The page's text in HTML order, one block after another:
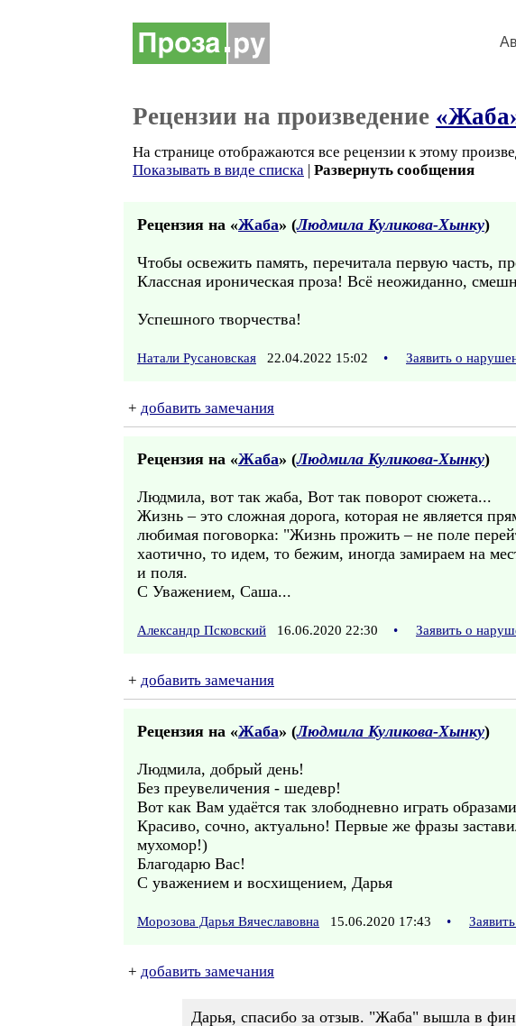
Рецензии на произведение
На странице отображаются все рецензии к этому
Показывать в виде списка | Развернуть сообщения
Рецензия на «Жаба» (Людмила Куликова-Хынку)
Чтобы освежить память, перечитала первую часть,
Классная ироническая проза! Всё неожиданно,
Успешного творчества!
Натали Русановская 22.04.2022 15:02 • Заявить о
+ добавить замечания
Рецензия на «Жаба» (Людмила Куликова-Хынку)
Людмила, вот так жаба, Вот так поворот сюжета...
Жизнь – это сложная дорога, которая не является
любимая поговорка: "Жизнь прожить – не поле
хаотично, то идем, то бежим, иногда замираем на
и поля.
С Уважением, Саша...
Александр Псковский 16.06.2020 22:30 • Заявить о
+ добавить замечания
Рецензия на «Жаба» (Людмила Куликова-Хынку)
Людмила, добрый день!
Без преувеличения - шедевр!
Вот как Вам удаётся так злободневно играть
Красиво, сочно, актуально! Первые же фразы
мухомор!)
Благодарю Вас!
С уважением и восхищением, Дарья
Морозова Дарья Вячеславовна 15.06.2020 17:43 •
+ добавить замечания
Дарья, спасибо за отзыв. "Жаба" вышла в